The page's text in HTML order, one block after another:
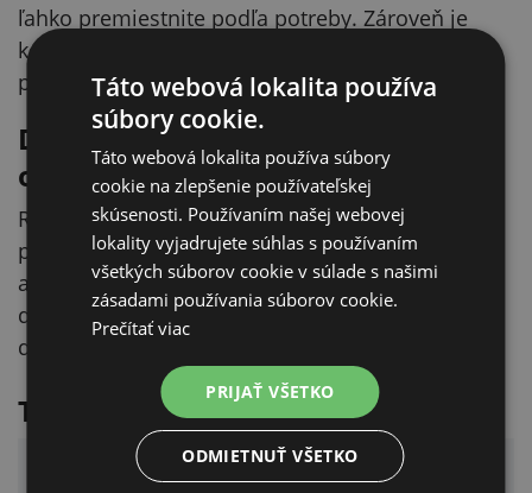
ľahko premiestnite podľa potreby. Zároveň je
konštrukcia navrhnutá tak, aby bola na bežné
používanie v domácnosti dostatočne pevná.
Domček, preliezačka aj miesto na
oddych
Rôzne vstupné a bočné otvory umožňujú mačke
pohodlne vojsť dnu, preliezať sa cez domček
alebo ho využiť ako pokojný úkryt. Veselý sloní
dizajn pôsobí hravo a pekne zapadne do
domácnosti.
Technické parametre
Parameter Hodnota
Táto webová lokalita používa
súbory cookie.
Táto webová lokalita používa súbory
cookie na zlepšenie používateľskej
skúsenosti. Používaním našej webovej
lokality vyjadrujete súhlas s používaním
všetkých súborov cookie v súlade s našimi
zásadami používania súborov cookie.
Prečítať viac
PRIJAŤ VŠETKO
ODMIETNUŤ VŠETKO